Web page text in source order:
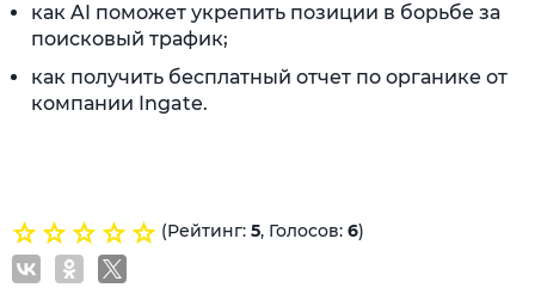
как AI поможет укрепить позиции в борьбе за
поисковый трафик;
как получить бесплатный отчет по органике от
компании Ingate.
(Рейтинг: 5, Голосов: 6)